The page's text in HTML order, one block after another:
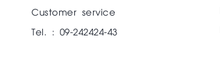
Customer service
Tel. : 09-242424-43